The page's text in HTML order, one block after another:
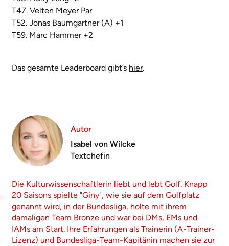
T47. Velten Meyer Par
T52. Jonas Baumgartner (A) +1
T59. Marc Hammer +2
Das gesamte Leaderboard gibt’s hier.
Autor
Isabel von Wilcke
Textchefin
Die Kulturwissenschaftlerin liebt und lebt Golf. Knapp
20 Saisons spielte "Giny", wie sie auf dem Golfplatz
genannt wird, in der Bundesliga, holte mit ihrem
damaligen Team Bronze und war bei DMs, EMs und
IAMs am Start. Ihre Erfahrungen als Trainerin (A-Trainer-
Lizenz) und Bundesliga-Team-Kapitänin machen sie zur